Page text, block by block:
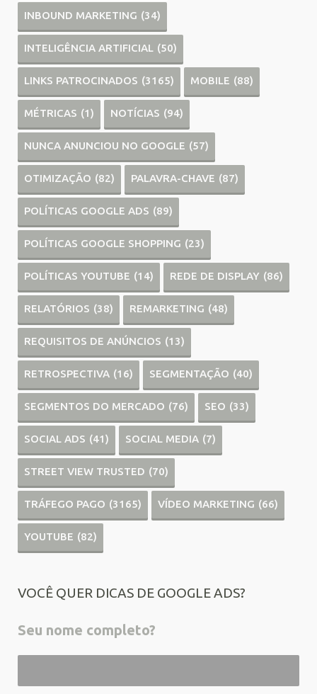
INBOUND MARKETING (34)
INTELIGÊNCIA ARTIFICIAL (50)
LINKS PATROCINADOS (3165) MOBILE (88)
MÉTRICAS (1) NOTÍCIAS (94)
NUNCA ANUNCIOU NO GOOGLE (57)
OTIMIZAÇÃO (82) PALAVRA-CHAVE (87)
POLÍTICAS GOOGLE ADS (89)
POLÍTICAS GOOGLE SHOPPING (23)
POLÍTICAS YOUTUBE (14) REDE DE DISPLAY (86)
RELATÓRIOS (38) REMARKETING (48)
REQUISITOS DE ANÚNCIOS (13)
RETROSPECTIVA (16) SEGMENTAÇÃO (40)
SEGMENTOS DO MERCADO (76) SEO (33)
SOCIAL ADS (41) SOCIAL MEDIA (7)
STREET VIEW TRUSTED (70)
TRÁFEGO PAGO (3165) VÍDEO MARKETING (66)
YOUTUBE (82)
VOCÊ QUER DICAS DE GOOGLE ADS?
Seu nome completo?